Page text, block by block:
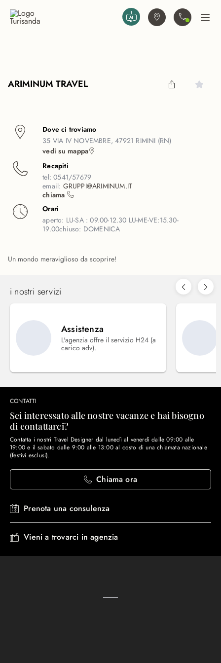
Trova agenziaContattaciApri
ARIMINUM TRAVEL
Dove ci troviamo
35 VIA IV NOVEMBRE, 47921 RIMINI (RN)
vedi su mappa
Recapiti
tel:0541/57679
email: GRUPPI@ARIMINUM.IT
chiama
Orari
aperto: LU-SA : 09.00-12.30 LU-ME-VE:15.30-
19.00chiuso: DOMENICA
Un mondo meraviglioso da scoprire!
i nostri servizi
Assistenza
L'agenzia offre il servizio H24 (a
carico adv).
CONTATTI
Sei interessato alle nostre vacanze e hai bisogno
di contattarci?
Contatta i nostri Travel Designer dal lunedì al venerdì dalle 09:00 alle
19:00 e il sabato dalle 9:00 alle 13:00 al costo di una chiamata nazionale
(festivi esclusi).
Chiama ora
Prenota una consulenza
Vieni a trovarci in agenzia